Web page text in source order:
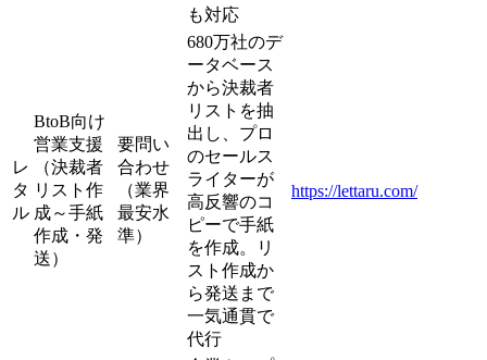
も対応
レ
タ
ル
BtoB向け
営業支援
（決裁者
リスト作
成～手紙
作成・発
送）
要問い
合わせ
（業界
最安水
準）
680万社のデ
ータベース
から決裁者
リストを抽
出し、プロ
のセールス
ライターが
高反響のコ
ピーで手紙
を作成。リ
スト作成か
ら発送まで
一気通貫で
代行
https://lettaru.com/